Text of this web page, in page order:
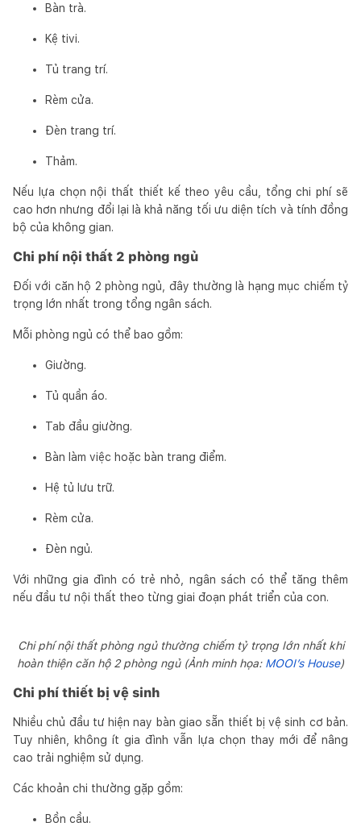
Bàn trà.
Kệ tivi.
Tủ trang trí.
Rèm cửa.
Đèn trang trí.
Thảm.
Nếu lựa chọn nội thất thiết kế theo yêu cầu, tổng chi phí sẽ
cao hơn nhưng đổi lại là khả năng tối ưu diện tích và tính đồng
bộ của không gian.
Chi phí nội thất 2 phòng ngủ
Đối với căn hộ 2 phòng ngủ, đây thường là hạng mục chiếm tỷ
trọng lớn nhất trong tổng ngân sách.
Mỗi phòng ngủ có thể bao gồm:
Giường.
Tủ quần áo.
Tab đầu giường.
Bàn làm việc hoặc bàn trang điểm.
Hệ tủ lưu trữ.
Rèm cửa.
Đèn ngủ.
Với những gia đình có trẻ nhỏ, ngân sách có thể tăng thêm
nếu đầu tư nội thất theo từng giai đoạn phát triển của con.
Chi phí nội thất phòng ngủ thường chiếm tỷ trọng lớn nhất khi
hoàn thiện căn hộ 2 phòng ngủ (Ảnh minh họa: MOOI’s House)
Chi phí thiết bị vệ sinh
Nhiều chủ đầu tư hiện nay bàn giao sẵn thiết bị vệ sinh cơ bản.
Tuy nhiên, không ít gia đình vẫn lựa chọn thay mới để nâng
cao trải nghiệm sử dụng.
Các khoản chi thường gặp gồm:
Bồn cầu.